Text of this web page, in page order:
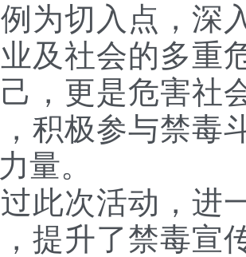
为切入点，深
及社会的多重
，更是危害社
积极参与禁毒
量。
次活动，进一
提升了禁毒宣